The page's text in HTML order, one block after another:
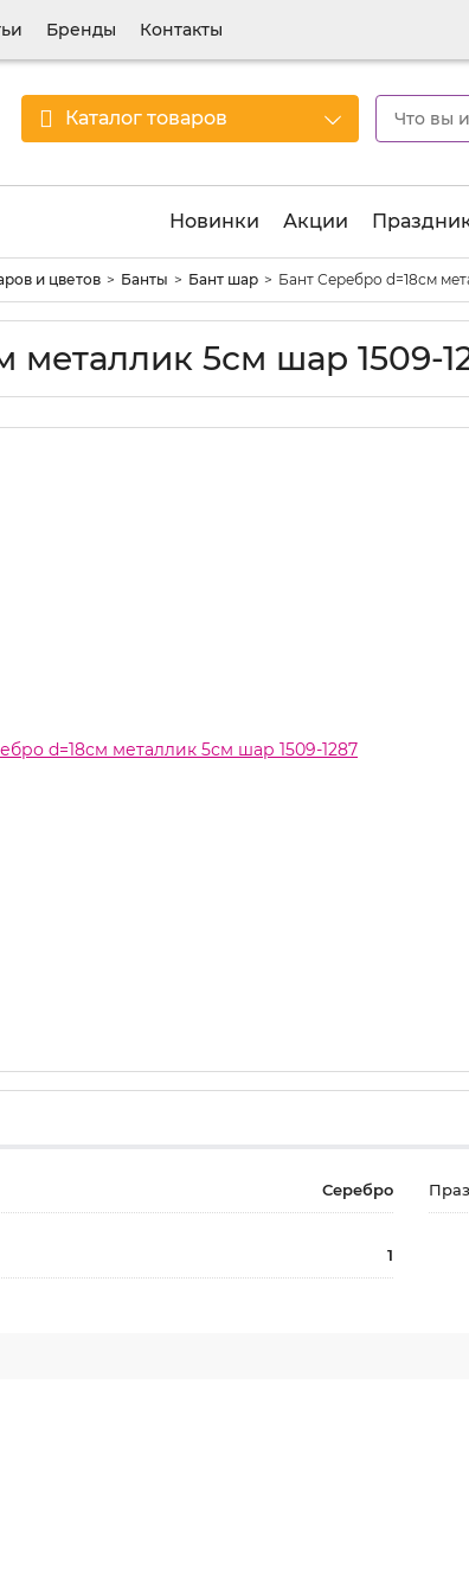
Бренды Контакты
Каталог товаров
Новинки Акции
и цветов Банты Бант шар Бант Серебро d=18см
металлик 5см шар 1509-
Серебро
1